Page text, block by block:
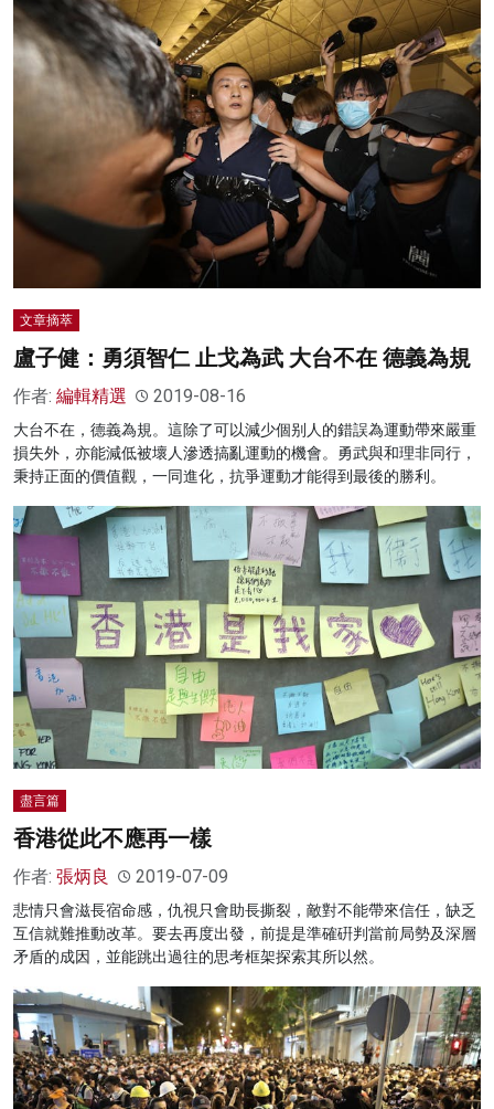
文章摘萃
盧子健：勇須智仁 止戈為武 大台不在 德義為規
作者: 編輯精選 2019-08-16
大台不在，德義為規。這除了可以減少個别人的錯誤為運動帶來嚴重
損失外，亦能減低被壞人滲透搞亂運動的機會。勇武與和理非同行，
秉持正面的價值觀，一同進化，抗爭運動才能得到最後的勝利。
盡言篇
香港從此不應再一樣
作者: 張炳良 2019-07-09
悲情只會滋長宿命感，仇視只會助長撕裂，敵對不能帶來信任，缺乏
互信就難推動改革。要去再度出發，前提是準確硏判當前局勢及深層
矛盾的成因，並能跳出過往的思考框架探索其所以然。